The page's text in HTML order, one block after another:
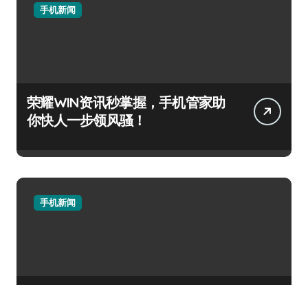
手机新闻
荣耀WIN资讯秒掌握，手机管家助
你快人一步领风骚！
手机新闻